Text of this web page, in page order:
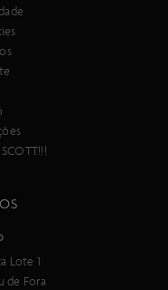
Lote 1
de Fora